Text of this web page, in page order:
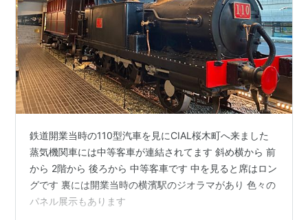
鉄道開業当時の110型汽車を見にCIAL桜木町へ来ました
蒸気機関車には中等客車が連結されてます 斜め横から 前
から 2階から 後ろから 中等客車です 中を見ると席はロン
グです 裏には開業当時の横濱駅のジオラマがあり 色々の
パネル展示もあります